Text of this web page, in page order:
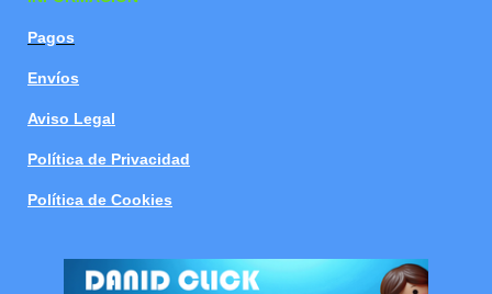
Pagos
Envíos
Aviso Legal
Política de Privacidad
Política de Cookies